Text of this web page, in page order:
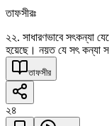
তাফসীরঃ
২২. সাধারণভাবে সৎকন্যা
হয়েছে। নয়ত যে সৎ কন্যা
তাফসীর
২৪